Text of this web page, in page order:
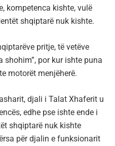
kompetenca kishte, vulë
shqiptarë nuk kishte.
pritje, të vetëve
shohim”, por kur ishte puna
motorët menjëherë.
djali i Talat Xhaferit u
edhe pse ishte ende i
shqiptarë nuk kishte
për djalin e funksionarit